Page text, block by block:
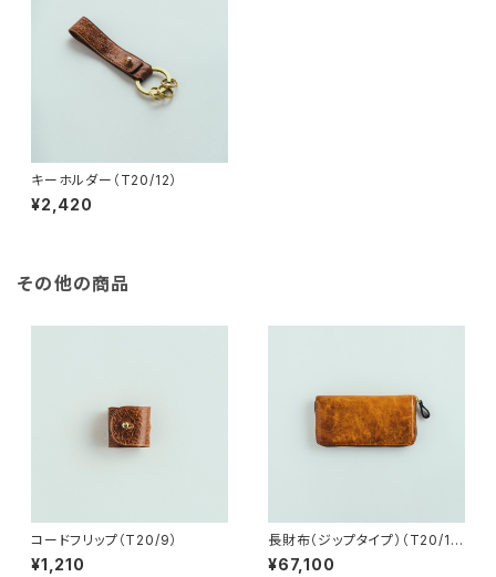
キーホルダー（T20/12）
¥2,420
その他の商品
コードフリップ（T20/9）
¥1,210
長財布（ジップタイプ）（T20/1
3）
¥67,100